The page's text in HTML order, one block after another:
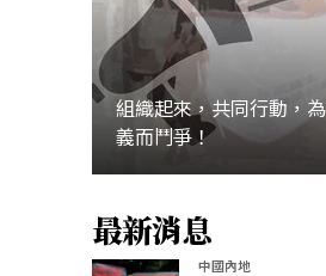
組織起來，共同行動，
義而鬥爭！
加入
最新消息
中國內地